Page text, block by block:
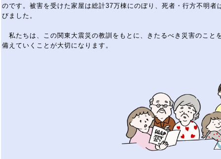
のです。被害を受けた家屋は総計37万棟にのぼり、死者・行方不明者
びました。
私たちは、この関東大震災の教訓をもとに、きたるべき災害のこと
備えていくことが大切になります。